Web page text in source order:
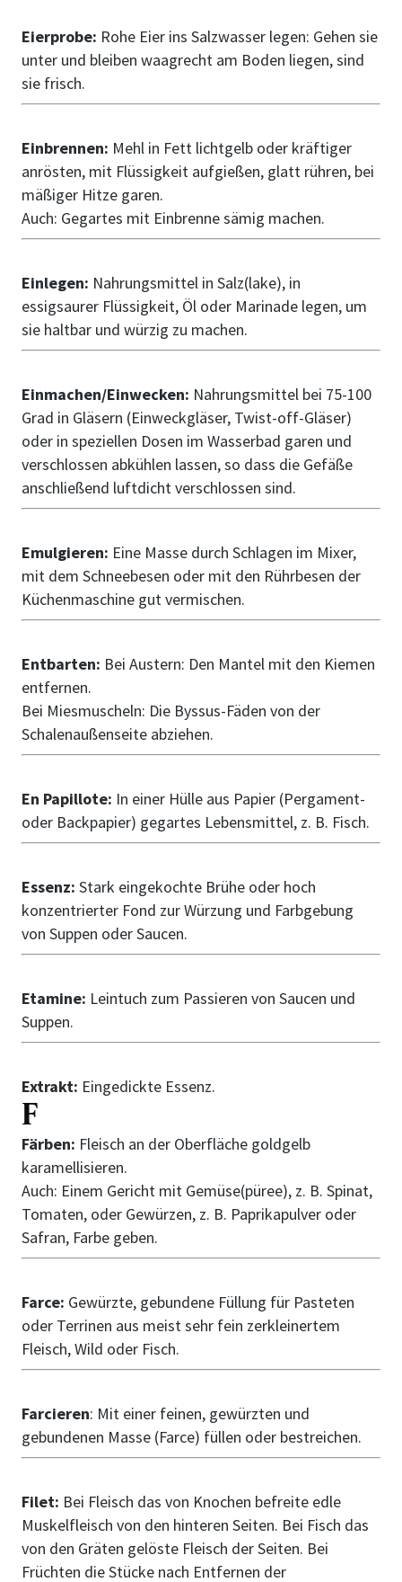
Eierprobe: Rohe Eier ins Salzwasser legen: Gehen sie
unter und bleiben waagrecht am Boden liegen, sind
sie frisch.
Einbrennen: Mehl in Fett lichtgelb oder kräftiger
anrösten, mit Flüssigkeit aufgießen, glatt rühren, bei
mäßiger Hitze garen.
Auch: Gegartes mit Einbrenne sämig machen.
Einlegen: Nahrungsmittel in Salz(lake), in
essigsaurer Flüssigkeit, Öl oder Marinade legen, um
sie haltbar und würzig zu machen.
Einmachen/Einwecken: Nahrungsmittel bei 75-100
Grad in Gläsern (Einweckgläser, Twist-off-Gläser)
oder in speziellen Dosen im Wasserbad garen und
verschlossen abkühlen lassen, so dass die Gefäße
anschließend luftdicht verschlossen sind.
Emulgieren: Eine Masse durch Schlagen im Mixer,
mit dem Schneebesen oder mit den Rührbesen der
Küchenmaschine gut vermischen.
Entbarten: Bei Austern: Den Mantel mit den Kiemen
entfernen.
Bei Miesmuscheln: Die Byssus-Fäden von der
Schalenaußenseite abziehen.
En Papillote: In einer Hülle aus Papier (Pergament-
oder Backpapier) gegartes Lebensmittel, z. B. Fisch.
Essenz: Stark eingekochte Brühe oder hoch
konzentrierter Fond zur Würzung und Farbgebung
von Suppen oder Saucen.
Etamine: Leintuch zum Passieren von Saucen und
Suppen.
Extrakt: Eingedickte Essenz.
F
Färben: Fleisch an der Oberfläche goldgelb
karamellisieren.
Auch: Einem Gericht mit Gemüse(püree), z. B. Spinat,
Tomaten, oder Gewürzen, z. B. Paprikapulver oder
Safran, Farbe geben.
Farce: Gewürzte, gebundene Füllung für Pasteten
oder Terrinen aus meist sehr fein zerkleinertem
Fleisch, Wild oder Fisch.
Farcieren: Mit einer feinen, gewürzten und
gebundenen Masse (Farce) füllen oder bestreichen.
Filet: Bei Fleisch das von Knochen befreite edle
Muskelfleisch von den hinteren Seiten. Bei Fisch das
von den Gräten gelöste Fleisch der Seiten. Bei
Früchten die Stücke nach Entfernen der